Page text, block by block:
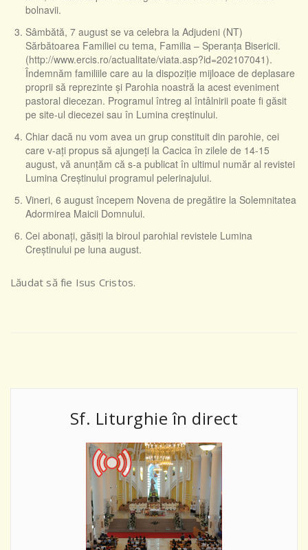
bolnavii.
Sâmbătă, 7 august se va celebra la Adjudeni (NT)
Sărbătoarea Familiei cu tema, Familia – Speranța Bisericii.
(http://www.ercis.ro/actualitate/viata.asp?id=202107041).
Îndemnăm familiile care au la dispoziție mijloace de deplasare
proprii să reprezinte și Parohia noastră la acest eveniment
pastoral diecezan. Programul întreg al întâlnirii poate fi găsit
pe site-ul diecezei sau în Lumina creștinului.
Chiar dacă nu vom avea un grup constituit din parohie, cei
care v-ați propus să ajungeți la Cacica în zilele de 14-15
august, vă anunțăm că s-a publicat în ultimul număr al revistei
Lumina Creștinului programul pelerinajului.
Vineri, 6 august începem Novena de pregătire la Solemnitatea
Adormirea Maicii Domnului.
Cei abonați, găsiți la biroul parohial revistele Lumina
Creștinului pe luna august.
Lăudat să fie Isus Cristos.
Sf. Liturghie în direct